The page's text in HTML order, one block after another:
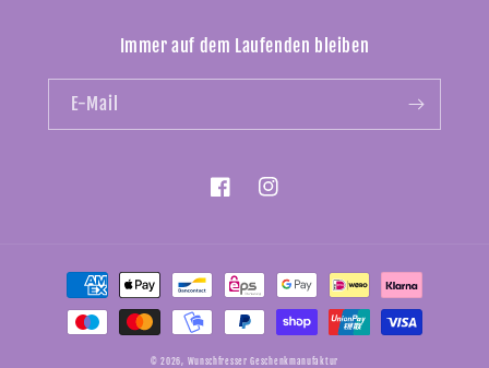
Immer auf dem Laufenden bleiben
E-Mail
FacebookInstagram
Zahlungsmethoden
© 2026, Wunschfresser Geschenkmanufaktur